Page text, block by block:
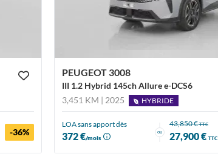
-36%
PEUGEOT 3008
III 1.2 Hybrid 145ch Allure e-DCS6
3,451 KM | 2025
HYBRIDE
LOA sans apport dès
372 €/mois
ou
43,850 €TTC
27,900 € TTC